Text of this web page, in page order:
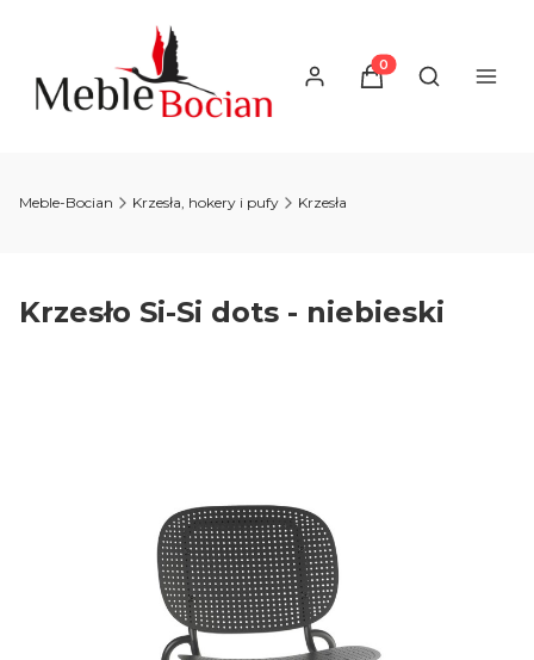
Produkty w
Otwórz
Meble-Bocian Krzesła, hokery i pufy Krzesła
Krzesło Si-Si dots - niebieski